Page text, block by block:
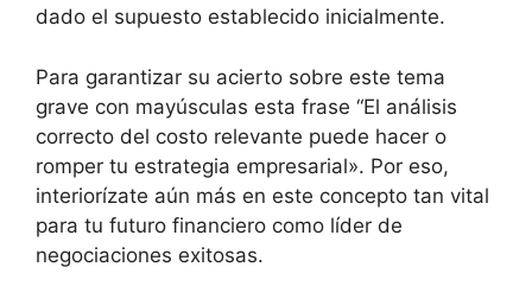
dado el supuesto establecido inicialmente.
Para garantizar su acierto sobre este tema
grave con mayúsculas esta frase “El análisis
correcto del costo relevante puede hacer o
romper tu estrategia empresarial». Por eso,
interiorízate aún más en este concepto tan vital
para tu futuro financiero como líder de
negociaciones exitosas.